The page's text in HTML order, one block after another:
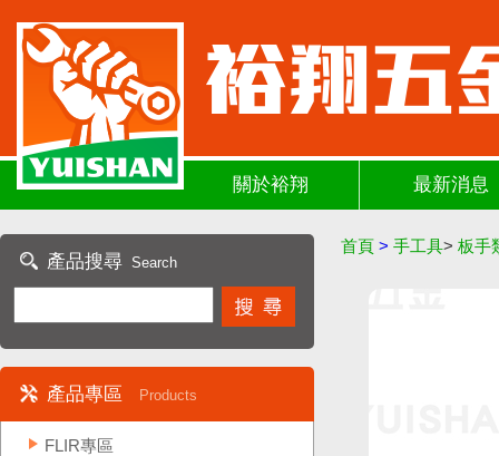
關於裕翔 最新消息
產品搜尋 Search
產品專區 Products
FLIR專區
首頁 > 手工具> 板手